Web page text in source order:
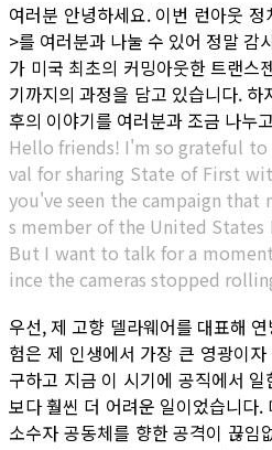
여러분 안녕하세요. 이번 런아웃
>를 여러분과 나눌 수 있어 정말 감
가 미국 최초의 커밍아웃한 트랜스
기까지의 과정을 담고 있습니다.
후의 이야기를 여러분과 조금 나누
Hello friends! I'm so grateful
val for sharing State of First
you've seen the campaign
s member of the United States
But I want to talk for a
ince the cameras stopped
우선, 제 고향 델라웨어를 대표해
험은 제 인생에서 가장 큰 영광이
구하고 지금 이 시기에 공직에서
보다 훨씬 더 어려운 일이었습니다.
소수자 공동체를 향한 공격이 끊임